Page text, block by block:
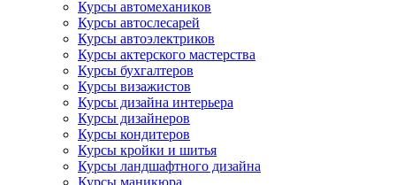
Курсы автомехаников
Курсы автослесарей
Курсы автоэлектриков
Курсы актерского мастерства
Курсы бухгалтеров
Курсы визажистов
Курсы дизайна интерьера
Курсы дизайнеров
Курсы кондитеров
Курсы кройки и шитья
Курсы ландшафтного дизайна